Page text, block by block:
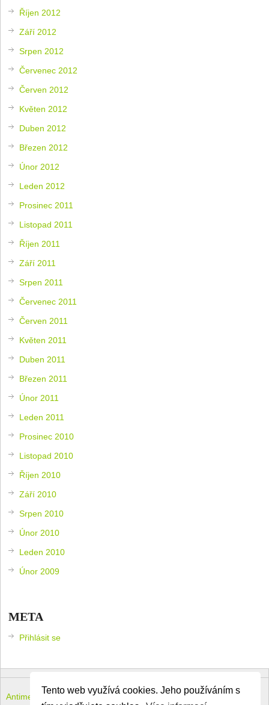
Tento web využívá cookies. Jeho používáním s
Říjen 2012
Září 2012
Srpen 2012
Červenec 2012
Červen 2012
Květen 2012
Duben 2012
Březen 2012
Únor 2012
Leden 2012
Prosinec 2011
Listopad 2011
Říjen 2011
Září 2011
Srpen 2011
Červenec 2011
Červen 2011
Květen 2011
Duben 2011
Březen 2011
Únor 2011
Leden 2011
Prosinec 2010
Listopad 2010
Říjen 2010
Září 2010
Srpen 2010
Únor 2010
Leden 2010
Únor 2009
META
Přihlásit se
Antimeloun – komouši dneškaCopyright © 2026.